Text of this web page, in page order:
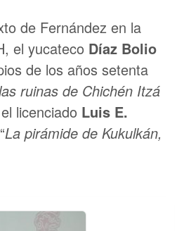
de Fernández en la
el yucateco Díaz Bolio
de los años setenta
ruinas de Chichén Itzá
licenciado Luis E.
La pirámide de Kukulkán,